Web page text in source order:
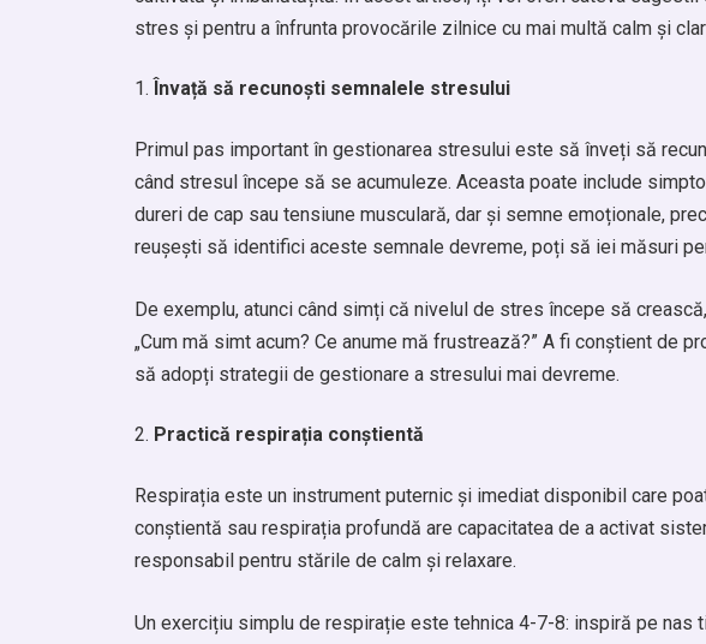
stres și pentru a înfrunta provocările zilnice cu mai multă calm și
Învață să recunoști semnalele stresului
Primul pas important în gestionarea stresului este să înveți să
când stresul începe să se acumuleze. Aceasta poate include
dureri de cap sau tensiune musculară, dar și semne emoționale,
reușești să identifici aceste semnale devreme, poți să iei măsuri
De exemplu, atunci când simți că nivelul de stres începe să
„Cum mă simt acum? Ce anume mă frustrează?” A fi conștient de
să adopți strategii de gestionare a stresului mai devreme.
Practică respirația conștientă
Respirația este un instrument puternic și imediat disponibil care
conștientă sau respirația profundă are capacitatea de a activat
responsabil pentru stările de calm și relaxare.
Un exercițiu simplu de respirație este tehnica 4-7-8: inspiră pe nas